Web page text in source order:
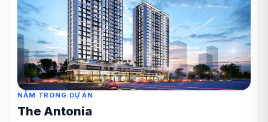
NẰM TRONG DỰ ÁN
The Antonia